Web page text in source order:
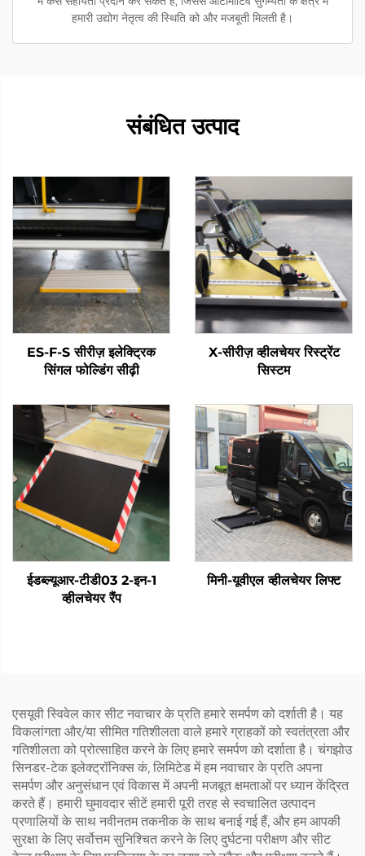
हमारी उद्योग नेतृत्व की स्थिति को और मजबूती मिलती है।
संबंधित उत्पाद
ES-F-S सीरीज़ इलेक्ट्रिक
सिंगल फोल्डिंग सीढ़ी
X-सीरीज़ व्हीलचेयर रिस्ट्रेंट
सिस्टम
ईडब्ल्यूआर-टीडी03 2-इन-1
व्हीलचेयर रैंप
मिनी-यूवीएल व्हीलचेयर लिफ्ट
एसयूवी स्विवेल कार सीट नवाचार के प्रति हमारे समर्पण को दर्शाती है। यह
विकलांगता और/या सीमित गतिशीलता वाले हमारे ग्राहकों को स्वतंत्रता और
गतिशीलता को प्रोत्साहित करने के लिए हमारे समर्पण को दर्शाता है। चंगझोउ
सिनडर-टेक इलेक्ट्रॉनिक्स कं, लिमिटेड में हम नवाचार के प्रति अपना
समर्पण और अनुसंधान एवं विकास में अपनी मजबूत क्षमताओं पर ध्यान केंद्रित
करते हैं। हमारी घुमावदार सीटें हमारी पूरी तरह से स्वचालित उत्पादन
प्रणालियों के साथ नवीनतम तकनीक के साथ बनाई गई हैं, और हम आपकी
सुरक्षा के लिए सर्वोत्तम सुनिश्चित करने के लिए दुर्घटना परीक्षण और सीट